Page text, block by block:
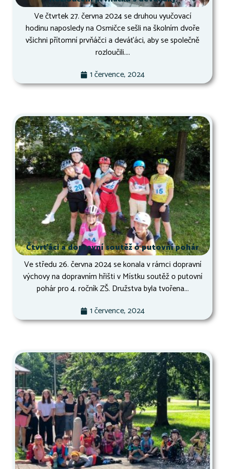
Ve čtvrtek 27. června 2024 se druhou vyučovací
hodinu naposledy na Osmičce sešli na školním dvoře
všichni přítomní prvňáčci a deváťáci, aby se společně
rozloučili....
1 července, 2024
Čtvrťáci a dopravní soutěž o putovní pohár
Ve středu 26. června 2024 se konala v rámci dopravní
výchovy na dopravním hřišti v Místku soutěž o putovní
pohár pro 4. ročník ZŠ. Družstva byla tvořena...
1 července, 2024